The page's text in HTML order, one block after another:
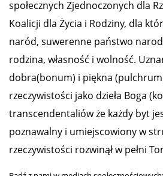
społecznych Zjednoczonych dla
Koalicji dla Życia i Rodziny, dla
naród, suwerenne państwo
rodzina, własność i wolność.
dobra(bonum) i piękna
rzeczywistości jako dzieła Boga
transcendentaliów że każdy byt
poznawalny i umiejscowiony w
rzeczywistości rozwinął w pełni